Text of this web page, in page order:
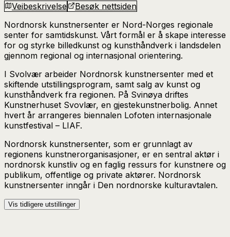
Veibeskrivelse
Besøk nettsiden
Nordnorsk kunstnersenter er Nord-Norges regionale
senter for samtidskunst. Vårt formål er å skape interesse
for og styrke billedkunst og kunsthåndverk i landsdelen
gjennom regional og internasjonal orientering.
I Svolvær arbeider Nordnorsk kunstnersenter med et
skiftende utstillingsprogram, samt salg av kunst og
kunsthåndverk fra regionen. På Svinøya driftes
Kunstnerhuset Svovlær, en gjestekunstnerbolig. Annet
hvert år arrangeres biennalen Lofoten internasjonale
kunstfestival – LIAF.
Nordnorsk kunstnersenter, som er grunnlagt av
regionens kunstnerorganisasjoner, er en sentral aktør i
nordnorsk kunstliv og en faglig ressurs for kunstnere og
publikum, offentlige og private aktører. Nordnorsk
kunstnersenter inngår i Den nordnorske kulturavtalen.
Vis tidligere utstillinger